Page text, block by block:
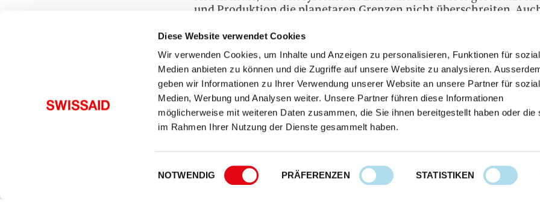
Diese Website verwendet Cookies
Wir verwenden Cookies, um Inhalte und Anzeigen zu personalisieren, Funktionen für
Medien anbieten zu können und die Zugriffe auf unsere Website zu analysieren.
geben wir Informationen zu Ihrer Verwendung unserer Website an unsere Partner für
Medien, Werbung und Analysen weiter. Unsere Partner führen diese Informationen
möglicherweise mit weiteren Daten zusammen, die Sie ihnen bereitgestellt haben oder die
im Rahmen Ihrer Nutzung der Dienste gesammelt haben.
Einwilligungsauswahl
NOTWENDIG PRÄFERENZEN STATISTIKEN
und Produktion die planetaren Grenzen nicht überschreiten.
Bundesrat eine neue Strategie Nachhaltige Entwicklung
die Umsetzung bis 2030 vorantreiben will. Doch diese fehlt
Armutszeugnis für den Bundesrat.
Das diesjährige UNO-Nachhaltigkeitsforum hat klar gezeigt, dass
einen grossen Effort braucht, um die SDGs bis 2030 tatsächlich zu
Durch die Coronakrise sind bereits erzielte Fortschritte zunichte
worden. Antonio Guterres, Generalsekretär der UNO, stellt klar:
Aktionen von allen Beteiligten. Fünf Jahre sind bereits
bleiben 10 Jahre, um die Agenda 2030 umzusetzen. Fangen wir